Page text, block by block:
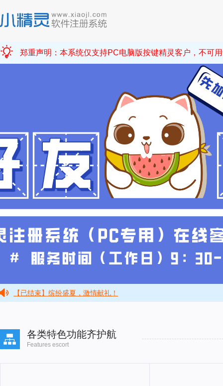
郑重声明：本系统仅支持PC电脑版按键精灵客户，不可
【福利】初遇，八月
【公告】26.06.01~26.06.30返点发放通知
【已结束】缤纷盛夏，激情献礼！
各类特色功能齐护航
Features escort